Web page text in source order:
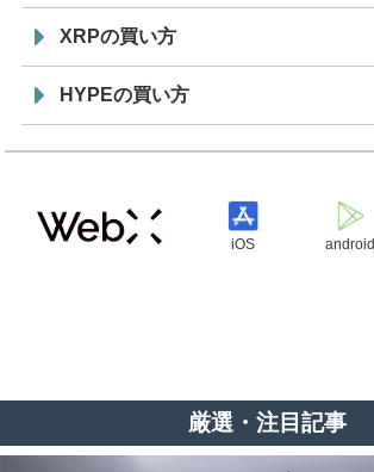
XRPの買い方
HYPEの買い方
iOS android
厳選・注目記事